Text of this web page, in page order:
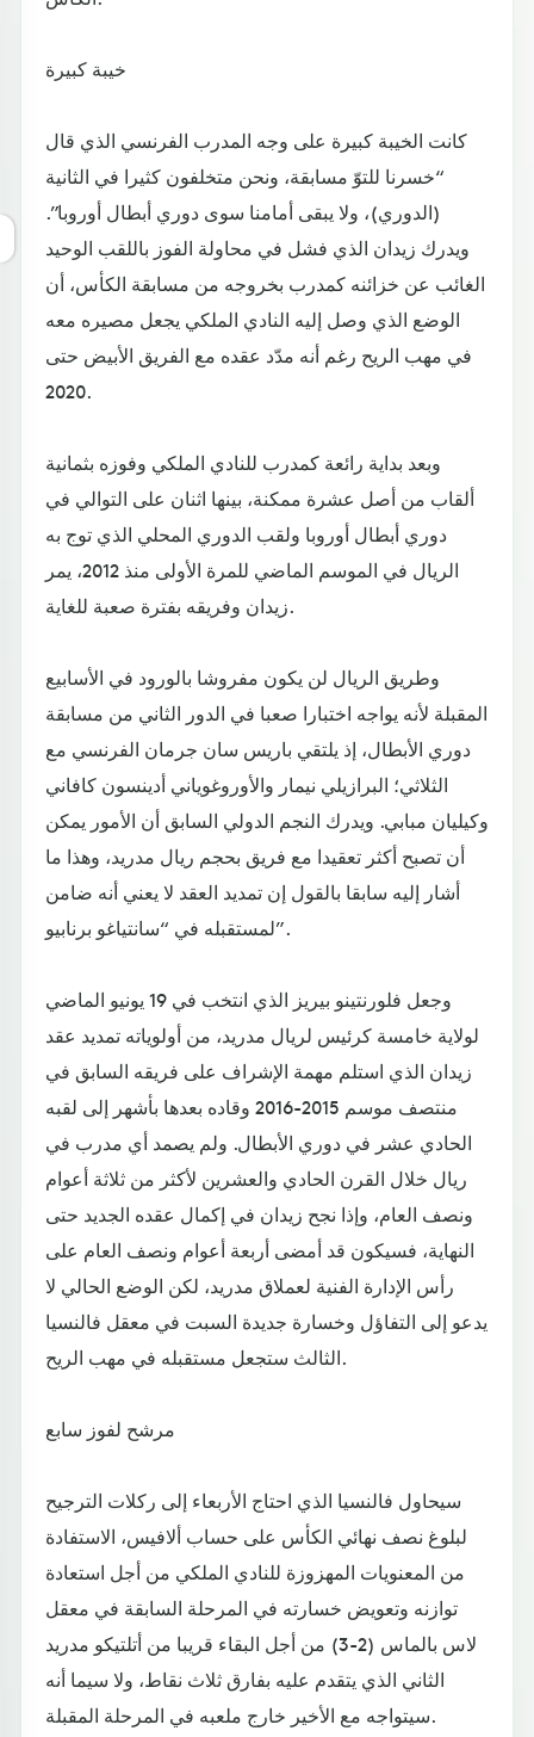
خيبة كبيرة
كانت الخيبة كبيرة على وجه المدرب الفرنسي الذي قال
“خسرنا للتوّ مسابقة، ونحن متخلفون كثيرا في الثانية
(الدوري)، ولا يبقى أمامنا سوى دوري أبطال أوروبا”.
ويدرك زيدان الذي فشل في محاولة الفوز باللقب الوحيد
الغائب عن خزائنه كمدرب بخروجه من مسابقة الكأس، أن
الوضع الذي وصل إليه النادي الملكي يجعل مصيره معه
في مهب الريح رغم أنه مدّد عقده مع الفريق الأبيض حتى
2020.
وبعد بداية رائعة كمدرب للنادي الملكي وفوزه بثمانية
ألقاب من أصل عشرة ممكنة، بينها اثنان على التوالي في
دوري أبطال أوروبا ولقب الدوري المحلي الذي توج به
الريال في الموسم الماضي للمرة الأولى منذ 2012، يمر
زيدان وفريقه بفترة صعبة للغاية.
وطريق الريال لن يكون مفروشا بالورود في الأسابيع
المقبلة لأنه يواجه اختبارا صعبا في الدور الثاني من مسابقة
دوري الأبطال، إذ يلتقي باريس سان جرمان الفرنسي مع
الثلاثي؛ البرازيلي نيمار والأوروغوياني أدينسون كافاني
وكيليان مبابي. ويدرك النجم الدولي السابق أن الأمور يمكن
أن تصبح أكثر تعقيدا مع فريق بحجم ريال مدريد، وهذا ما
أشار إليه سابقا بالقول إن تمديد العقد لا يعني أنه ضامن
لمستقبله في “سانتياغو برنابيو”.
وجعل فلورنتينو بيريز الذي انتخب في 19 يونيو الماضي
لولاية خامسة كرئيس لريال مدريد، من أولوياته تمديد عقد
زيدان الذي استلم مهمة الإشراف على فريقه السابق في
منتصف موسم 2015-2016 وقاده بعدها بأشهر إلى لقبه
الحادي عشر في دوري الأبطال. ولم يصمد أي مدرب في
ريال خلال القرن الحادي والعشرين لأكثر من ثلاثة أعوام
ونصف العام، وإذا نجح زيدان في إكمال عقده الجديد حتى
النهاية، فسيكون قد أمضى أربعة أعوام ونصف العام على
رأس الإدارة الفنية لعملاق مدريد، لكن الوضع الحالي لا
يدعو إلى التفاؤل وخسارة جديدة السبت في معقل فالنسيا
الثالث ستجعل مستقبله في مهب الريح.
مرشح لفوز سابع
سيحاول فالنسيا الذي احتاج الأربعاء إلى ركلات الترجيح
لبلوغ نصف نهائي الكأس على حساب ألافيس، الاستفادة
من المعنويات المهزوزة للنادي الملكي من أجل استعادة
توازنه وتعويض خسارته في المرحلة السابقة في معقل
لاس بالماس (2-3) من أجل البقاء قريبا من أتلتيكو مدريد
الثاني الذي يتقدم عليه بفارق ثلاث نقاط، ولا سيما أنه
سيتواجه مع الأخير خارج ملعبه في المرحلة المقبلة.